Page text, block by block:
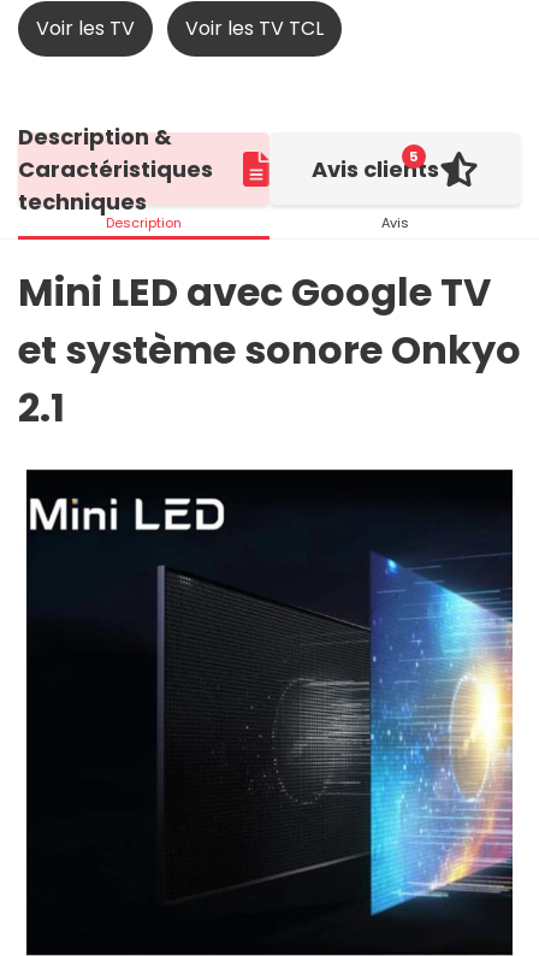
Voir les TV Voir les TV TCL
Description &
Caractéristiques
techniques
Description
5
Avis clients
Avis
Mini LED avec Google TV
et système sonore Onkyo
2.1